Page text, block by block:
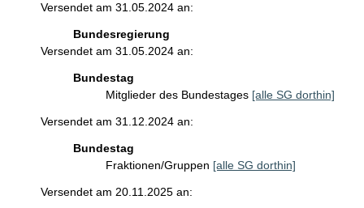
Versendet am 31.05.2024 an:
Bundesregierung
Versendet am 31.05.2024 an:
Bundestag
Mitglieder des Bundestages [alle SG dorthin]
Versendet am 31.12.2024 an:
Bundestag
Fraktionen/Gruppen [alle SG dorthin]
Versendet am 20.11.2025 an: